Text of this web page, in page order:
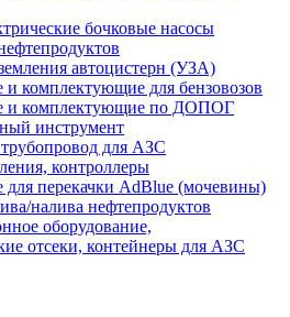
бочковые насосы
автоцистерн (УЗА)
и комплектующие для бензовозов
и комплектующие по ДОПОГ
инструмент
для АЗС
контроллеры
для перекачки AdBlue (мочевины)
налива нефтепродуктов
оборудование,
отсеки, контейнеры для АЗС